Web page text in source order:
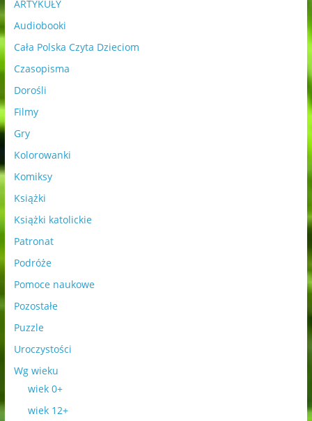
ARTYKUŁY
Audiobooki
Cała Polska Czyta Dzieciom
Czasopisma
Dorośli
Filmy
Gry
Kolorowanki
Komiksy
Książki
Książki katolickie
Patronat
Podróże
Pomoce naukowe
Pozostałe
Puzzle
Uroczystości
Wg wieku
wiek 0+
wiek 12+